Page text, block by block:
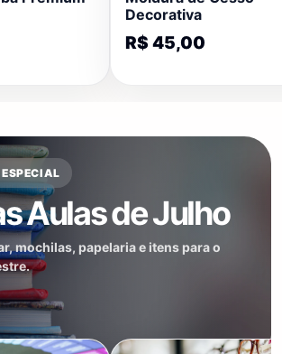
Decorativa
R$ 45,00
Aulas de Julho
mochilas, papelaria e itens para o